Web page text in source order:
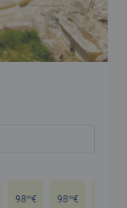
9899€ 9899€